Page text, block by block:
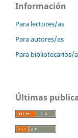
Información
Para lectores/as
Para autores/as
Para bibliotecarios/
Últimas